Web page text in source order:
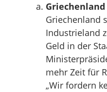
Griechenland
Industrieland
Geld in der
mehr Zeit für
„Wir fordern